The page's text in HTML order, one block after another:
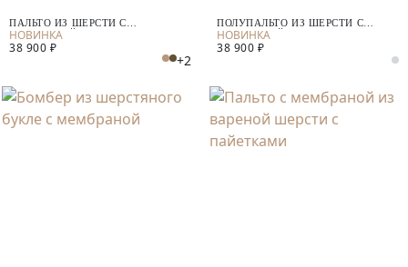
ПАЛЬТО ИЗ ШЕРСТИ С
МЕМБРАНОЙ
38 900 ₽
+2
ПОЛУПАЛЬТО ИЗ ШЕРСТИ С
МЕМБРАНОЙ
38 900 ₽